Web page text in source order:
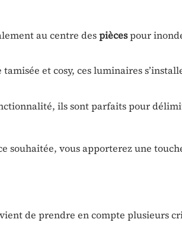
au centre despiècespour
et cosy, ces luminaires
ils sont parfaits pour
souhaitée, vous apporterez une
de prendre en compte plusieurs